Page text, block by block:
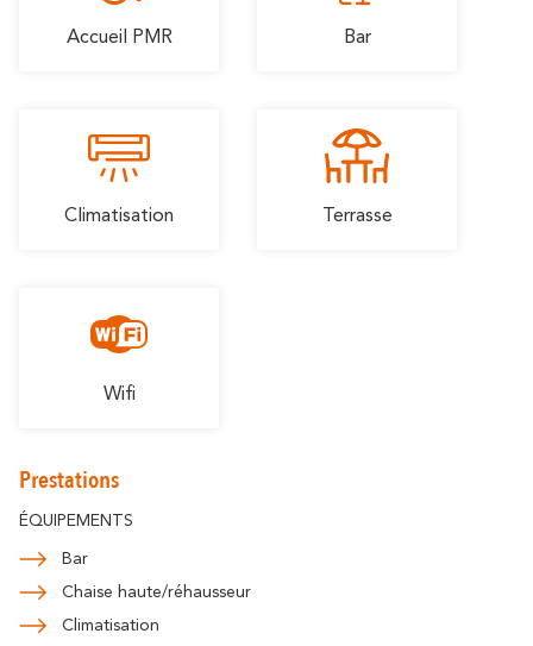
Accueil PMR Bar
Climatisation Terrasse
Wifi
Prestations
ÉQUIPEMENTS
Bar
Chaise haute/réhausseur
Climatisation